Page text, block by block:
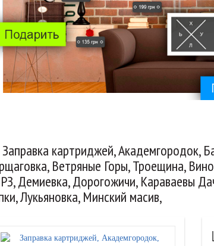
Заправка картриджей, Академгородок,
Ветряные Горы, Троещина,
Демиевка, Дорогожичи, Караваевы
Лукьяновка, Минский масив,